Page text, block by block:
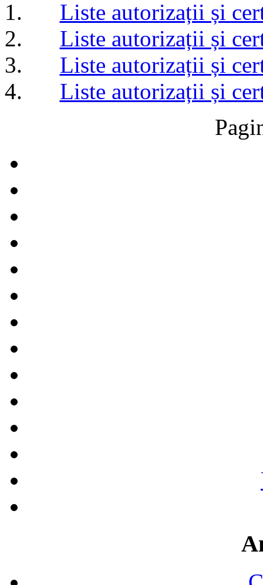
Liste autorizații și
Liste autorizații și
Liste autorizații și
Liste autorizații și